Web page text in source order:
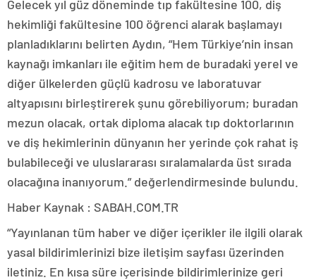
Gelecek yıl güz döneminde tıp fakültesine 100, diş
hekimliği fakültesine 100 öğrenci alarak başlamayı
planladıklarını belirten Aydın, “Hem Türkiye’nin insan
kaynağı imkanları ile eğitim hem de buradaki yerel ve
diğer ülkelerden güçlü kadrosu ve laboratuvar
altyapısını birleştirerek şunu görebiliyorum; buradan
mezun olacak, ortak diploma alacak tıp doktorlarının
ve diş hekimlerinin dünyanın her yerinde çok rahat iş
bulabileceği ve uluslararası sıralamalarda üst sırada
olacağına inanıyorum.” değerlendirmesinde bulundu.
Haber Kaynak : SABAH.COM.TR
“Yayınlanan tüm haber ve diğer içerikler ile ilgili olarak
yasal bildirimlerinizi bize iletişim sayfası üzerinden
iletiniz. En kısa süre içerisinde bildirimlerinize geri